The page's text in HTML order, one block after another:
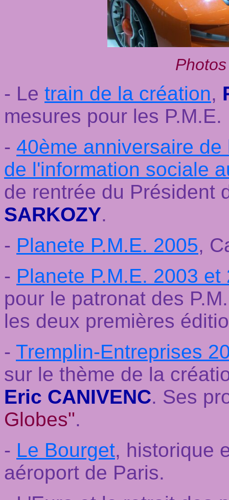
- Le train de la création,
mesures pour les P.M.E.
- 40ème anniversaire
de l'information sociale
de rentrée du Président
SARKOZY.
- Planete P.M.E. 2005,
- Planete P.M.E. 2003 et
pour le patronat des
les deux premières
- Tremplin-Entreprises
sur le thème de la
Eric CANIVENC. Ses
Globes".
- Le Bourget, historique
aéroport de Paris.